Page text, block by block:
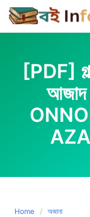
Skip
to
content
[PDF]
Home
অজানা